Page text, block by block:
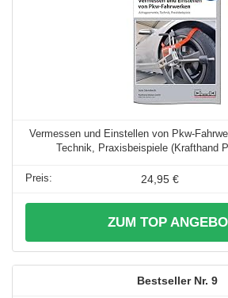
Vermessen und Einstellen von Pkw-
Technik, Praxisbeispiele (Krafthand
24,95 €
ZUM TOP
9